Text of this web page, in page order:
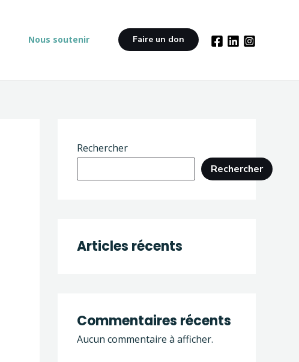
Nous soutenir Faire un don
Office 365 Outlook Live
Rechercher
Rechercher
Articles récents
Commentaires récents
Aucun commentaire à afficher.